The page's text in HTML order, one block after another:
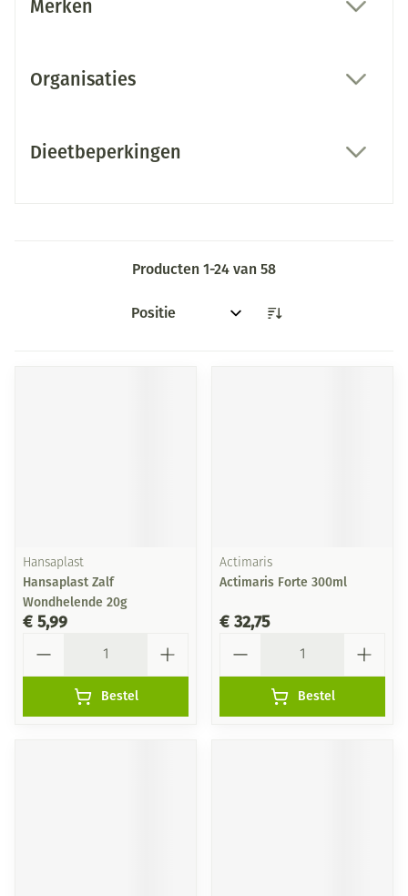
Merken
Organisaties
Dieetbeperkingen
Producten 1-24 van 58
Sorteer op:
Hansaplast
Hansaplast Zalf
Wondhelende 20g
€ 5,99
Bestel
Actimaris
Actimaris Forte 300ml
€ 32,75
Bestel